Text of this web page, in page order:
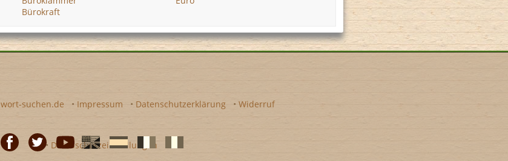
Bürokraft
wort-suchen.de • Impressum • Datenschutzerklärung • Widerruf
• Datenschutzeinstellungen